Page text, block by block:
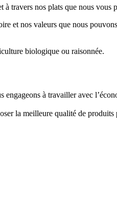
à travers nos plats que nous vous
et nos valeurs que nous
biologique ou raisonnée.
à travailler avec
la meilleure qualité de produits